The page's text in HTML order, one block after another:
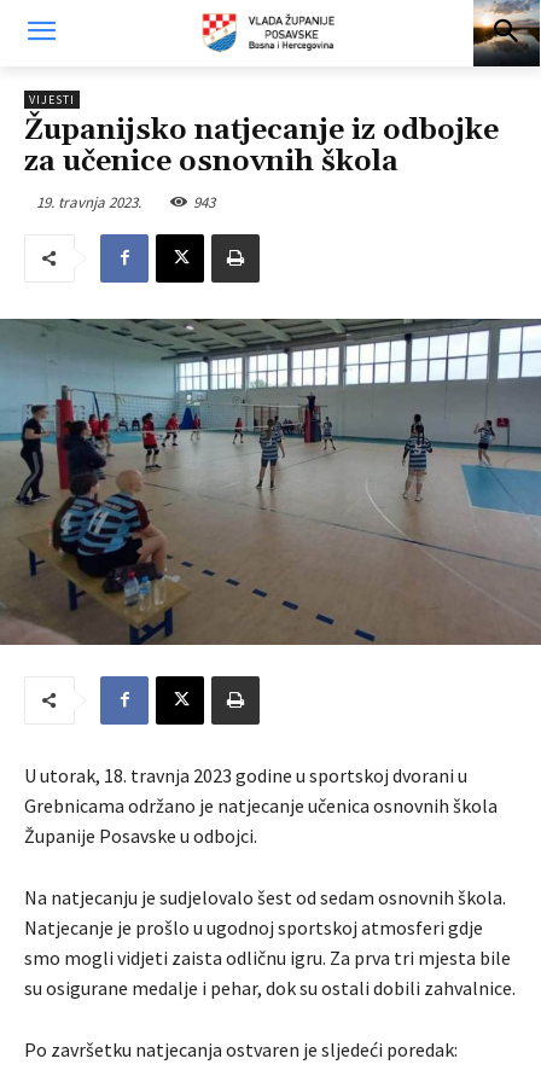
VIJESTI
Županijsko natjecanje iz odbojke
za učenice osnovnih škola
19. travnja 2023. 943
U utorak, 18. travnja 2023 godine u sportskoj dvorani u
Grebnicama održano je natjecanje učenica osnovnih škola
Županije Posavske u odbojci.
Na natjecanju je sudjelovalo šest od sedam osnovnih škola.
Natjecanje je prošlo u ugodnoj sportskoj atmosferi gdje
smo mogli vidjeti zaista odličnu igru. Za prva tri mjesta bile
su osigurane medalje i pehar, dok su ostali dobili zahvalnice.
Po završetku natjecanja ostvaren je sljedeći poredak: